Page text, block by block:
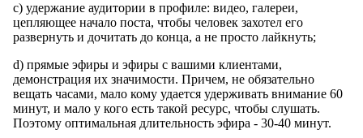
c) удержание аудитории в профиле: видео, галереи,
цепляющее начало поста, чтобы человек захотел его
развернуть и дочитать до конца, а не просто лайкнуть;
d) прямые эфиры и эфиры с вашими клиентами,
демонстрация их значимости. Причем, не обязательно
вещать часами, мало кому удается удерживать внимание 60
минут, и мало у кого есть такой ресурс, чтобы слушать.
Поэтому оптимальная длительность эфира - 30-40 минут.